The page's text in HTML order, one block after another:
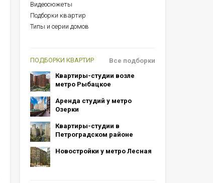
Видеосюжеты
Подборки квартир
Типы и серии домов
ПОДБОРКИ КВАРТИР
Квартиры-студии возле
метро Рыбацкое
Аренда студий у метро
Озерки
Квартиры-студии в
Петроградском районе
Новостройки у метро Лесная
Все подборки